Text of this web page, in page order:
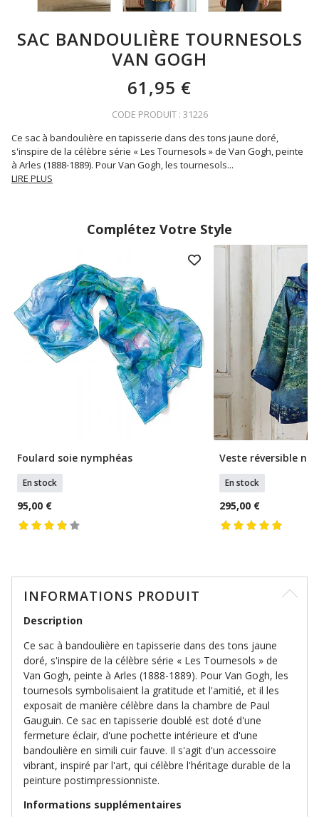
SAC BANDOULIÈRE TOURNESOLS
VAN GOGH
61,95 €
CODE PRODUIT : 31226
Ce sac à bandoulière en tapisserie dans des tons jaune doré,
s'inspire de la célèbre série « Les Tournesols » de Van Gogh, peinte
à Arles (1888-1889). Pour Van Gogh, les tournesols...
LIRE PLUS
Complétez Votre Style
Foulard soie nymphéas
En stock
95,00 €
Veste réversible
En stock
295,00 €
INFORMATIONS PRODUIT
Description
Ce sac à bandoulière en tapisserie dans des tons jaune
doré, s'inspire de la célèbre série « Les Tournesols » de
Van Gogh, peinte à Arles (1888-1889). Pour Van Gogh, les
tournesols symbolisaient la gratitude et l'amitié, et il les
exposait de manière célèbre dans la chambre de Paul
Gauguin. Ce sac en tapisserie doublé est doté d'une
fermeture éclair, d'une pochette intérieure et d'une
bandoulière en simili cuir fauve. Il s'agit d'un accessoire
vibrant, inspiré par l'art, qui célèbre l'héritage durable de la
peinture postimpressionniste.
Informations supplémentaires